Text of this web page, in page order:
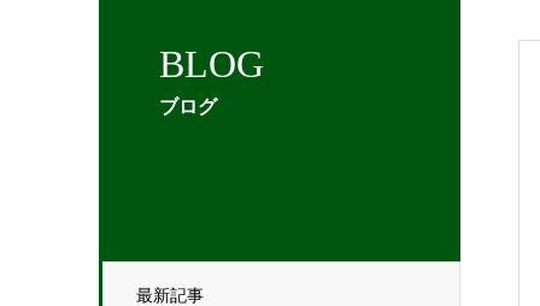
BLOG
ブログ
最新記事